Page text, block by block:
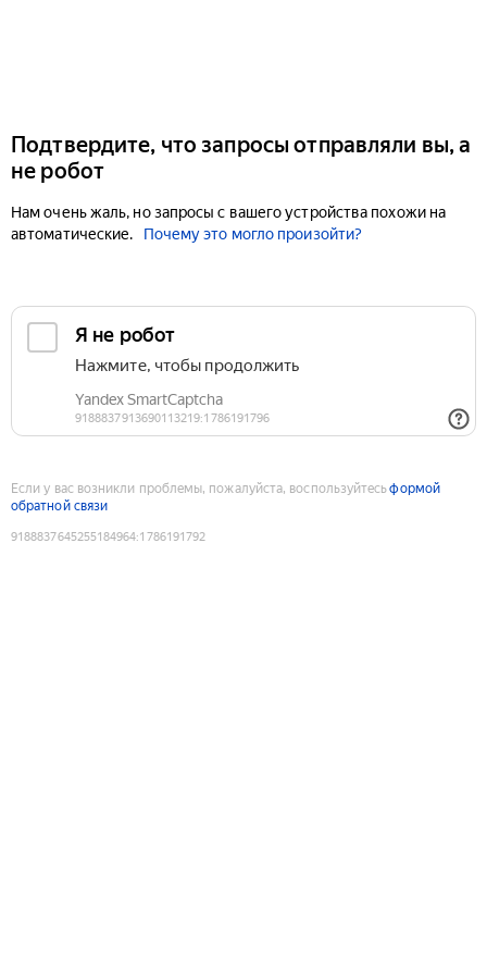
Подтвердите, что запросы отправляли вы, а
не робот
Нам очень жаль, но запросы с вашего устройства похожи на
автоматические.
Почему это могло произойти?
Если у вас возникли проблемы, пожалуйста, воспользуйтесьформой
обратной связи
9188837645255184964:1786191792